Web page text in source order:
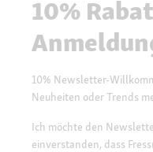
10%
10% Newsletter-
Neuheiten oder Trends
Ich möchte den
einverstanden, dass